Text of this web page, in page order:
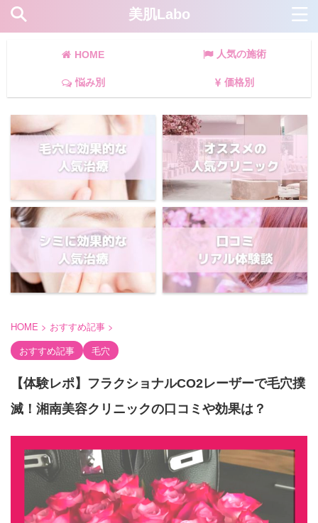
美肌Labo
HOME 人気の施術
悩み別 価格別
HOME > おすすめ記事 >
おすすめ記事
毛穴
【体験レポ】フラクショナルCO2レーザーで毛穴撲
滅！湘南美容クリニックの口コミや効果は？